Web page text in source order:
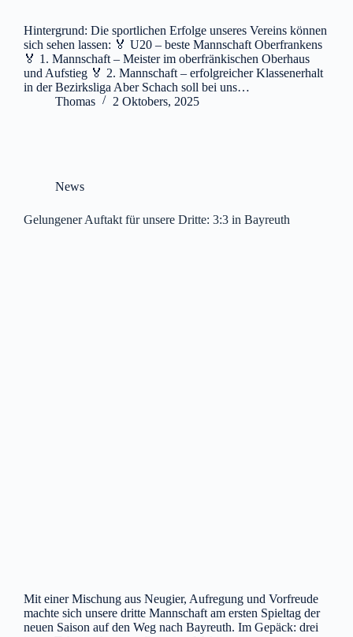
Hintergrund: Die sportlichen Erfolge unseres Vereins können
sich sehen lassen: 🏅 U20 – beste Mannschaft Oberfrankens
🏅 1. Mannschaft – Meister im oberfränkischen Oberhaus
und Aufstieg 🏅 2. Mannschaft – erfolgreicher Klassenerhalt
in der Bezirksliga Aber Schach soll bei uns…
Thomas
2 Oktobers, 2025
News
Gelungener Auftakt für unsere Dritte: 3:3 in Bayreuth
Mit einer Mischung aus Neugier, Aufregung und Vorfreude
machte sich unsere dritte Mannschaft am ersten Spieltag der
neuen Saison auf den Weg nach Bayreuth. Im Gepäck: drei